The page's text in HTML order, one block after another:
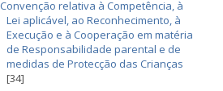
Convenção relativa à Competência, à
Lei aplicável, ao Reconhecimento, à
Execução e à Cooperação em matéria
de Responsabilidade parental e de
medidas de Protecção das Crianças
[34]